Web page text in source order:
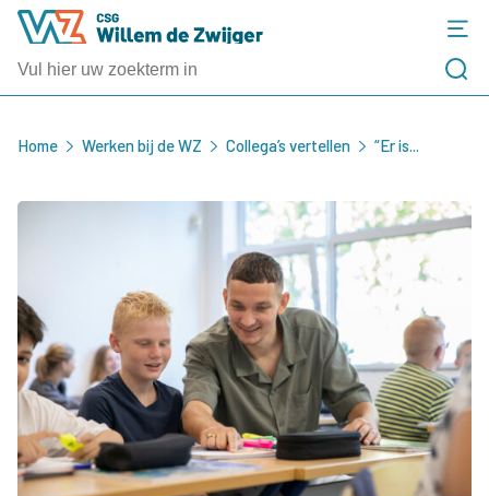
Home Werken bij de WZ Collega’s vertellen “Er is...